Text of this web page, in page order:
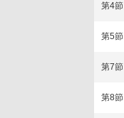
第4節
第5節
第7節
第8節